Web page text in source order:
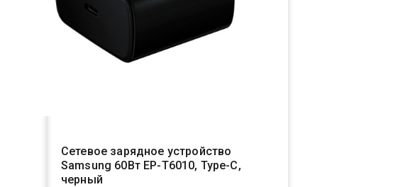
Сетевое зарядное устройство
Samsung 60Вт EP-T6010, Type-C,
черный